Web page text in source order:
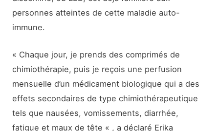
personnes atteintes de cette maladie auto-
immune.
« Chaque jour, je prends des comprimés de
chimiothérapie, puis je reçois une perfusion
mensuelle d’un médicament biologique qui a des
effets secondaires de type chimiothérapeutique
tels que nausées, vomissements, diarrhée,
fatigue et maux de tête « , a déclaré Erika